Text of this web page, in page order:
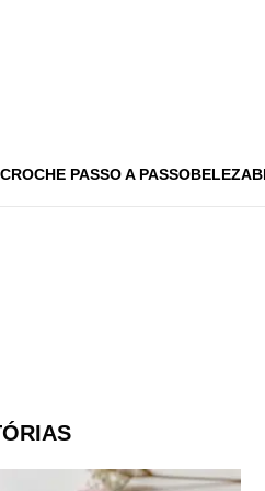
CROCHE PASSO A PASSOBELEZA